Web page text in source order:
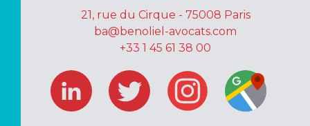
21, rue du Cirque - 75008 Paris
ba@benoliel-avocats.com
+33 1 45 61 38 00